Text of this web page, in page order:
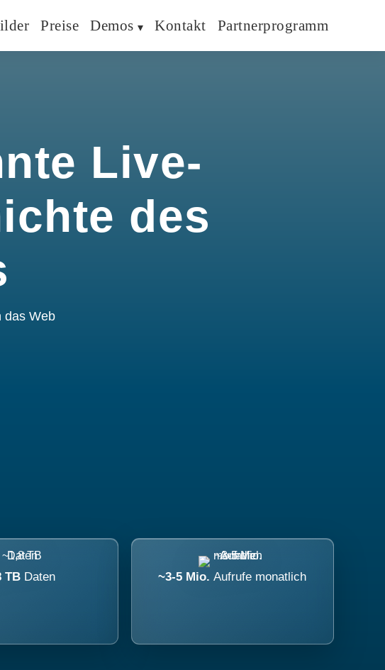
Preise Demos Kontakt Partnerprogramm
Live-
des
das Web
TB Daten ~3-5 Mio.Aufrufe monatlich